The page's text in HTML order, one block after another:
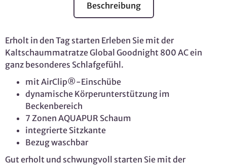
Beschreibung
Erholt in den Tag starten Erleben Sie mit der
Kaltschaummatratze Global Goodnight 800 AC ein
ganz besonderes Schlafgefühl.
mit AirClip®-Einschübe
dynamische Körperunterstützung im
Beckenbereich
7 Zonen AQUAPUR Schaum
integrierte Sitzkante
Bezug waschbar
Gut erholt und schwungvoll starten Sie mit der